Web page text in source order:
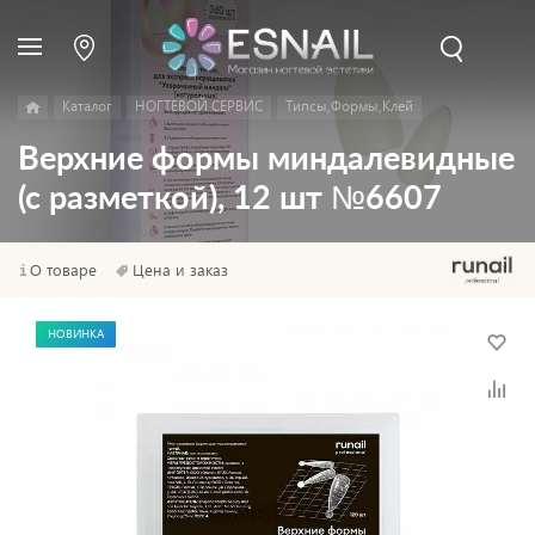
Каталог НОГТЕВОЙ СЕРВИС Типсы,Формы,Клей
Верхние формы миндалевидные
(с разметкой), 12 шт №6607
О товаре Цена и заказ
НОВИНКА